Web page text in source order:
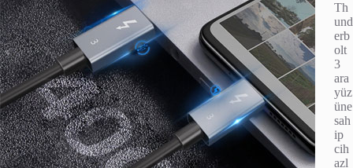
Th
und
erb
olt
3
ara
yüz
üne
sah
ip
cih
azl